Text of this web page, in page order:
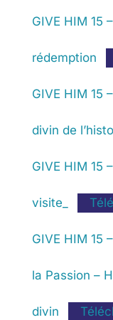
GIVE HIM 15
rédemption
GIVE HIM 15
divin de
GIVE HIM 15
visite_
GIVE HIM 15
la Passion –
divin